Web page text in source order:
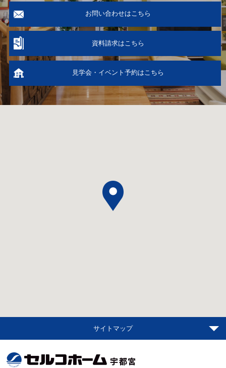
お問い合わせはこちら
資料請求はこちら
見学会・イベント予約はこちら
サイトマップ